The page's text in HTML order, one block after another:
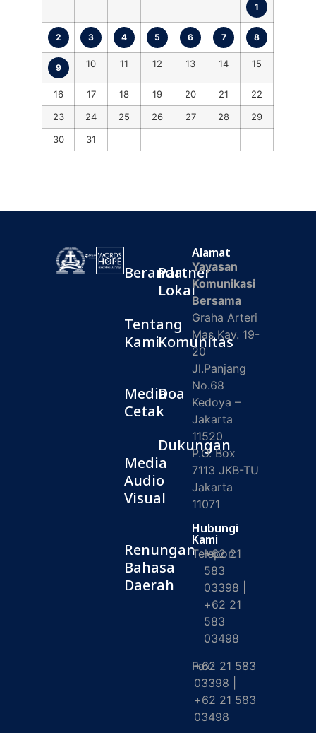
1
2 3 4 5 6 7 8
9 10 11 12 13 14 15
16 17 18 19 20 21
22
23
24 25 26 27 28
29
30
31
Beranda
Tentang
Kami
Media
Cetak
Media
Audio
Visual
Renungan
Bahasa
Daerah
Partner
Lokal
Komunitas
Doa
Dukungan
Alamat
Yayasan
Komunikasi
Bersama
Graha Arteri
Mas Kav. 19-
20
Jl.Panjang
No.68
Kedoya –
Jakarta
11520
P.O. Box
7113 JKB-TU
Jakarta
11071
Hubungi
Kami
Telepon:
+62 21
583
03398 |
+62 21
583
03498
Fax:
+62 21 583
03398 |
+62 21 583
03498